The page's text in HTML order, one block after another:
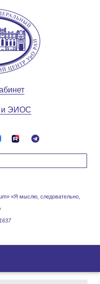
«Я мыслю, следовательно,
и ЭИОС